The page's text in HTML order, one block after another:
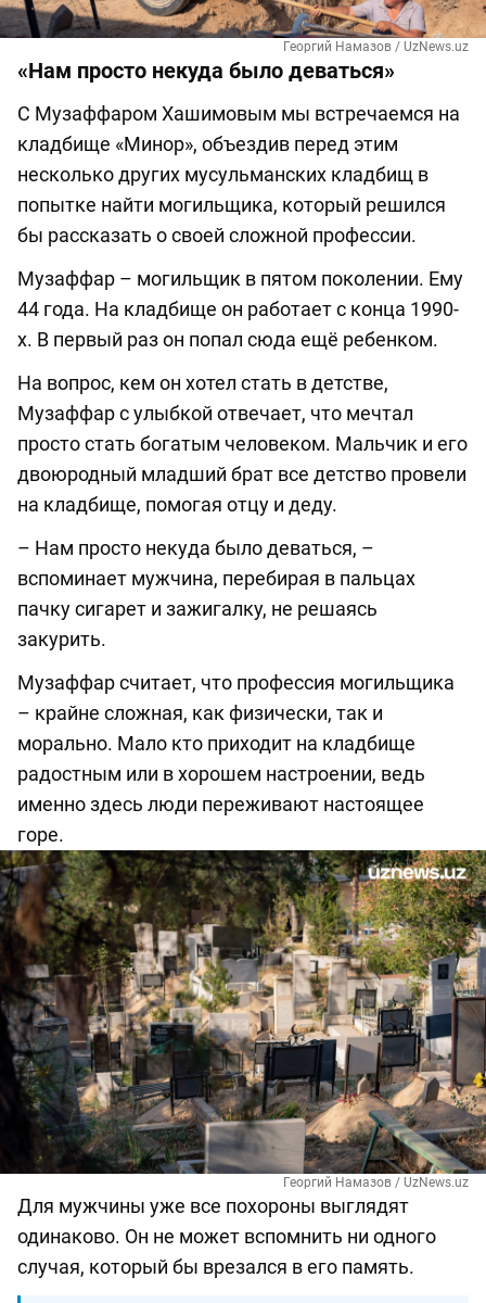
Георгий Намазов / UzNews.uz
«Нам просто некуда было деваться»
С Музаффаром Хашимовым мы встречаемся на
кладбище «Минор», объездив перед этим
несколько других мусульманских кладбищ в
попытке найти могильщика, который решился
бы рассказать о своей сложной профессии.
Музаффар – могильщик в пятом поколении. Ему
44 года. На кладбище он работает с конца 1990-
х. В первый раз он попал сюда ещё ребенком.
На вопрос, кем он хотел стать в детстве,
Музаффар с улыбкой отвечает, что мечтал
просто стать богатым человеком. Мальчик и его
двоюродный младший брат все детство провели
на кладбище, помогая отцу и деду.
– Нам просто некуда было деваться, –
вспоминает мужчина, перебирая в пальцах
пачку сигарет и зажигалку, не решаясь
закурить.
Музаффар считает, что профессия могильщика
– крайне сложная, как физически, так и
морально. Мало кто приходит на кладбище
радостным или в хорошем настроении, ведь
именно здесь люди переживают настоящее
горе.
Георгий Намазов / UzNews.uz
Для мужчины уже все похороны выглядят
одинаково. Он не может вспомнить ни одного
случая, который бы врезался в его память.